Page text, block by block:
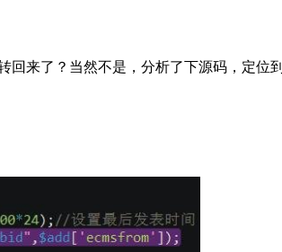
回来了？当然不是，分析了下源码，定位到